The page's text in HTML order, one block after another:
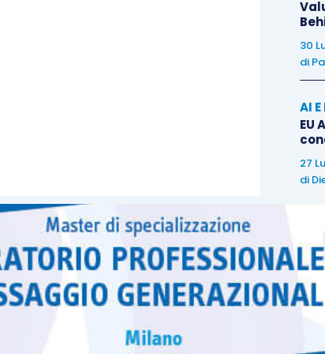
Sviluppo disoftwareapplicativi e
sistemi informativi aziendali che
utilizzinometodi conosciuti e
strumentisoftwareesistenti
30
di
AI
EU
27
di